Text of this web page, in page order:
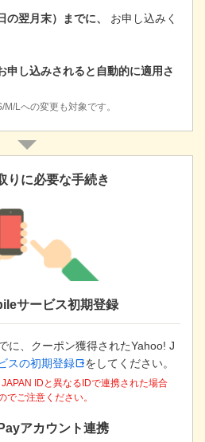
翌月末）までに、
お申し込みく
申し込みされると自動的に適用さ
Lへの変更も対象です。
りに必要な手続き
サービス初期登録
に、クーポン獲得されたYahoo! J
スの初期登録
外部サイト
新
し
き
ま
す
をしてください。
IDと異なるIDで連携された場合
でご注意ください。
アカウント連携